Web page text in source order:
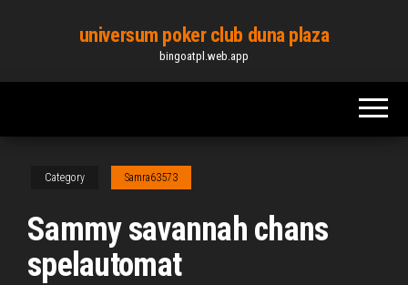
content
universum poker club duna plaza
bingoatpl.web.app
Category Samra63573
Sammy savannah chans
spelautomat